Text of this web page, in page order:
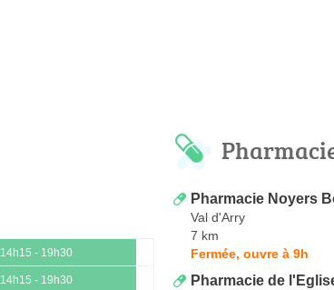
14h15 - 19h30
14h15 - 19h30
Pharmacie Noyers
Val d'Arry
7 km
Fermée, ouvre à 9h
Pharmacie de